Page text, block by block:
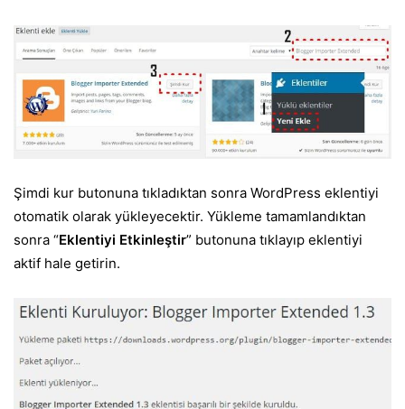
Şimdi kur butonuna tıkladıktan sonra WordPress eklentiyi
otomatik olarak yükleyecektir. Yükleme tamamlandıktan
sonra “Eklentiyi Etkinleştir” butonuna tıklayıp eklentiyi
aktif hale getirin.